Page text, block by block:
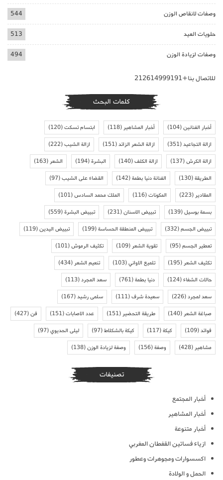
وصفات لانقاص الوزن 544
حلويات العيد 513
وصفات لزيادة الوزن 494
للاتصال بنا+212614999191
كلمات البحث
أخبار الفنانين(104) أخبار المشاهير (118) ابتسام تسكت(120)
ازالة التجاعيد(351) ازالة الشعر الزائد(151) ازالة الشيب(222)
ازالة الكرش(137) ازالة الكلف(140) البشرة(194) الشعر (163)
الطريقة(130) الفنانة دنيا بطمة(142) القضاء على الشيب(97)
المقادير (223) المكونات(116) الملك محمد السادس(101)
بسمة بوسيل(139) تبييض الاسنان(231) تبييض البشرة(559)
تبييض الجسم(332) تبييض المنطقة الحساسة(199) تبييض اليدين(119)
تعطير الجسم(95) تقوية الشعر (109) تكثيف الرموش(101)
تكثيف الشعر (195) تلميع الاواني(103) تنعيم الشعر (434)
حالات الشفاء(124) دنيا بطمة(761) سعد المجرد(113)
سعد لمجرد(226) سعيدة شرف(111) سلمى رشيد(167)
صباغة الشعر (140) طريقة التحضير (151) عدد الاصابات(151) فن(427)
فوائد(109) كيكة(117) كيكة بالشكلاط(97) ليلى الحديوي(97)
مشاهير (428) وصفة(156) وصفة لزيادة الوزن(138)
تصنيفات
أخبار المجتمع
أخبار المشاهير
أخبار متنوعة
ازياء فساتين القفطان المغربي
اكسسوارات ومجوهرات وعطور
الحمل و الولادة